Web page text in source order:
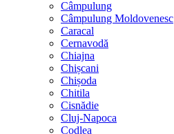
Câmpulung
Câmpulung Moldovenesc
Caracal
Cernavodă
Chiajna
Chișcani
Chișoda
Chitila
Cisnădie
Cluj-Napoca
Codlea